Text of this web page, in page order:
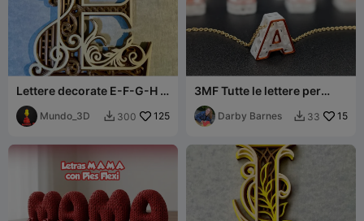
Lettere decorate E-F-G-H -
2/7
Mundo_3D  300 125
3MF Tutte le lettere per
ciondolo
Darby Barnes  33 15